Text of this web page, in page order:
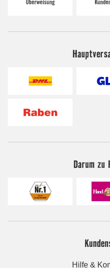
Darum zu
Hilfe &